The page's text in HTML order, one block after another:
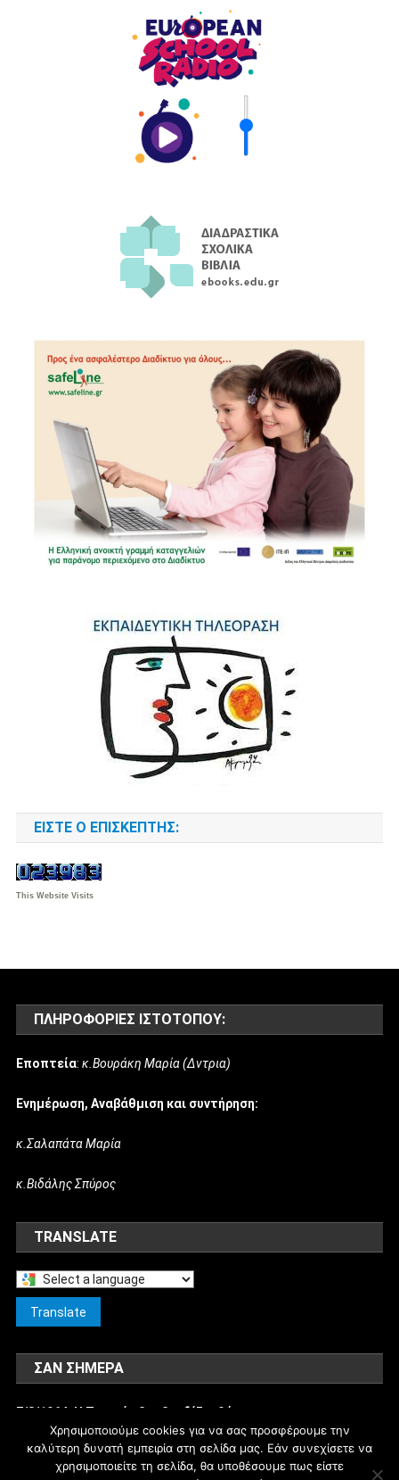
ΕΊΣΤΕ Ο ΕΠΙΣΚΈΠΤΗΣ:
This Website Visits
ΠΛΗΡΟΦΟΡΊΕΣ ΙΣΤΌΤΟΠΟΥ:
Εποπτεία:κ.Βουράκη Μαρία (Δντρια)
Ενημέρωση, Αναβάθμιση και συντήρηση:
κ.Σαλαπάτα Μαρία
κ.Βιδάλης Σπύρος
TRANSLATE
Select
language
translate
Translate
ΣΑΝ ΣΉΜΕΡΑ
7/8/1964: Η Τουρκία βομβαρδίζει θέσεις των
Ελληνοκυπρίων στην Κύπρο.
Χρησιμοποιούμε cookies για να σας προσφέρουμε την
καλύτερη δυνατή εμπειρία στη σελίδα μας. Εάν συνεχίσετε να
χρησιμοποιείτε τη σελίδα, θα υποθέσουμε πως είστε